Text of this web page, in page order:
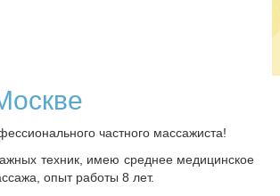
частного массажиста!
техник, имею среднее медицинское
опыт работы 8 лет.